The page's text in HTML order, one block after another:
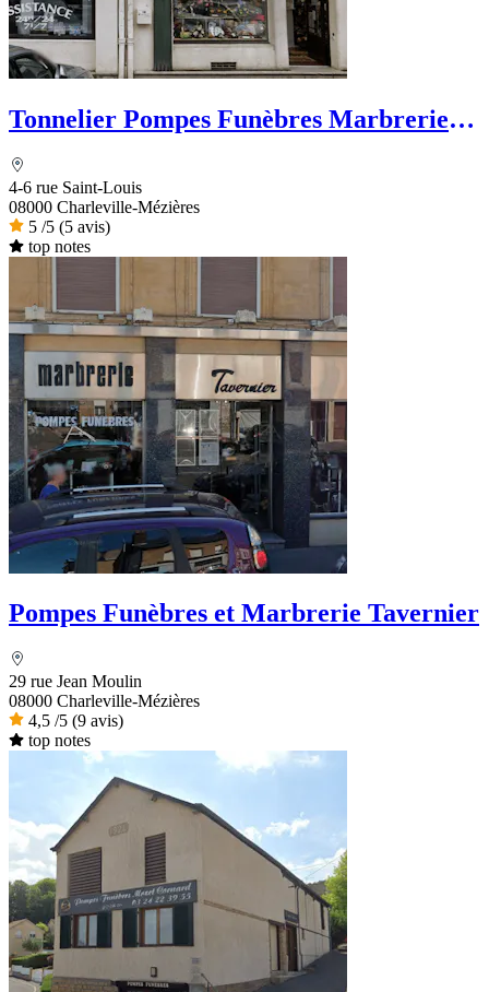
Tonnelier Pompes Funèbres Marbrerie
4-6 rue Saint-Louis
08000 Charleville-Mézières
5 /5 (5 avis)
top notes
Pompes Funèbres et Marbrerie Tavernier
29 rue Jean Moulin
08000 Charleville-Mézières
4,5 /5 (9 avis)
top notes